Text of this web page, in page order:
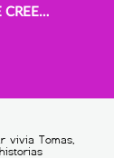
CUANDO LO ARTIFICIAL SE CREE HUMANO